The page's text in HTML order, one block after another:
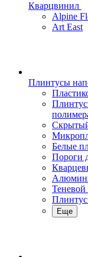
Кварцвинил
Alpine
Art East
Плинтусы
Белые
Пороги
Теневой
Еще